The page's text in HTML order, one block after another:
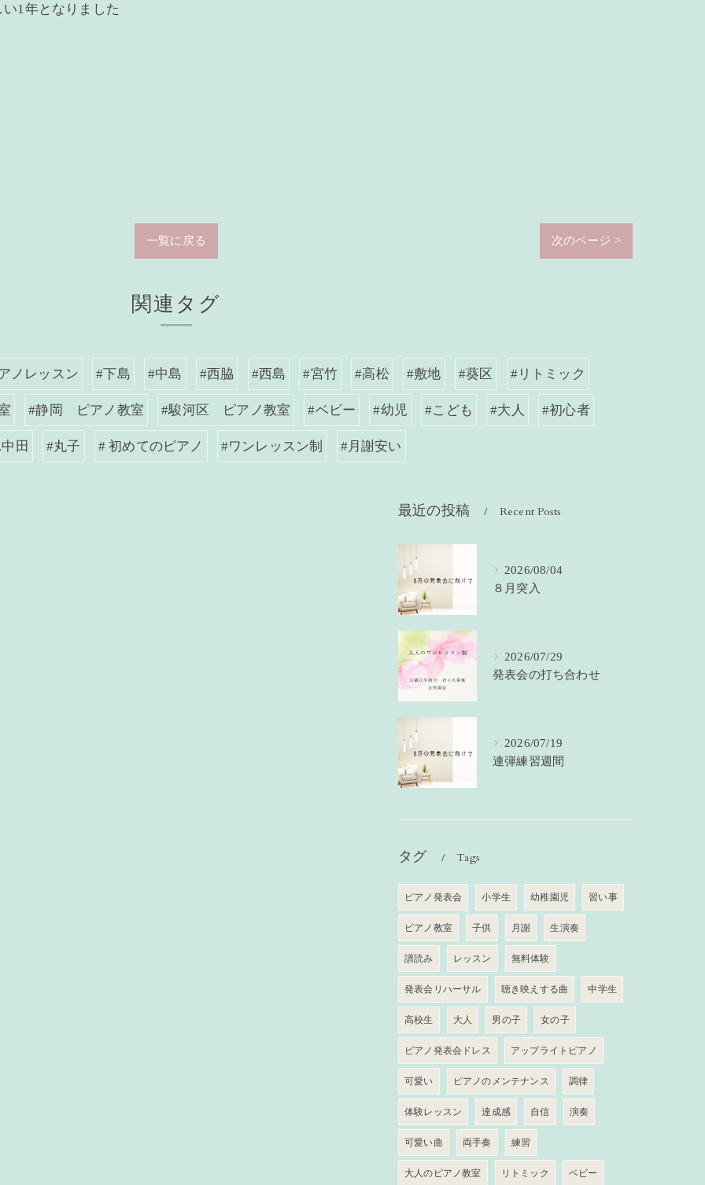
1年となりました
一覧に戻る 次のページ >
関連タグ
ノレッスン #下島 #中島 #西脇 #西島 #宮竹 #高松 #敷地 #葵区 #リトミック
#静岡 ピアノ教室 #駿河区 ピアノ教室 #ベビー #幼児 #こども #大人 #初心者
田 #丸子 # 初めてのピアノ #ワンレッスン制 #月謝安い
最近の投稿 Recent Posts
2026/08/04
８月突入
2026/07/29
発表会の打ち合わせ
2026/07/19
連弾練習週間
タグ Tags
ピアノ発表会 小学生 幼稚園児 習い事
ピアノ教室 子供 月謝 生演奏
譜読み レッスン 無料体験
発表会リハーサル 聴き映えする曲 中学生
高校生 大人 男の子 女の子
ピアノ発表会ドレス アップライトピアノ
可愛い ピアノのメンテナンス 調律
体験レッスン 達成感 自信 演奏
可愛い曲 両手奏 練習
大人のピアノ教室 リトミック ベビー